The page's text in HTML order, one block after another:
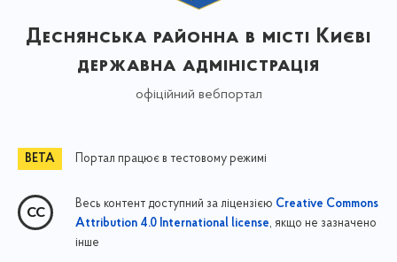
Деснянська районна в місті Києві
державна адміністрація
офіційний вебпортал
Портал працює в тестовому режимі
Весь контент доступний за ліцензією Creative Commons
Attribution 4.0 International license, якщо не зазначено
інше